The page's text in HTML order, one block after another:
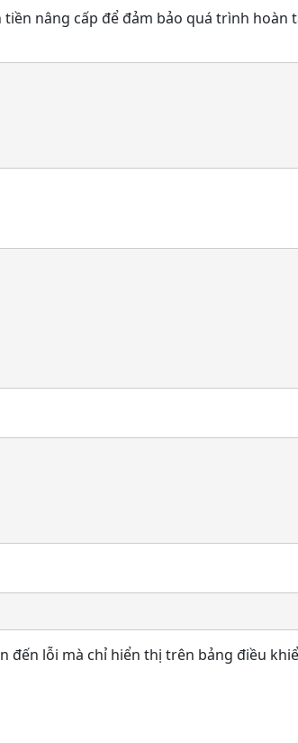
tiền nâng cấp để đảm bảo quá trình hoàn
đến lỗi mà chỉ hiển thị trên bảng điều